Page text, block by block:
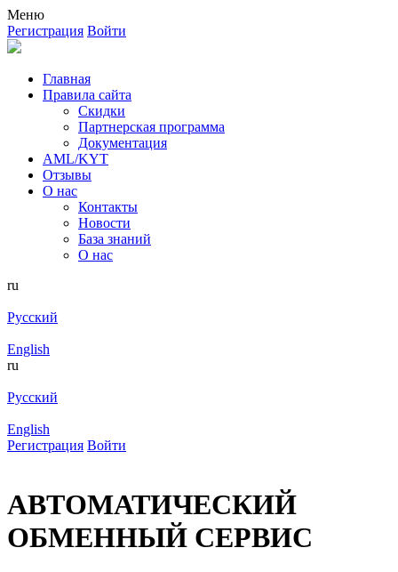
Меню
Регистрация Войти
Главная
Правила сайта
Скидки
Партнерская программа
Документация
AML/KYT
Отзывы
О нас
Контакты
Новости
База знаний
О нас
ru
Русский
English
ru
Русский
English
Регистрация Войти
АВТОМАТИЧЕСКИЙ
ОБМЕННЫЙ СЕРВИС